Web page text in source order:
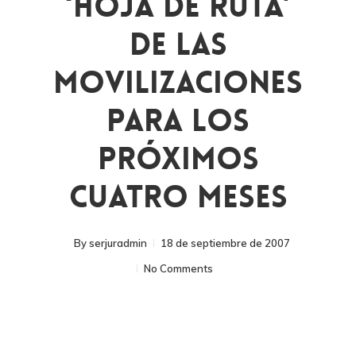
De Las
Movilizaciones
Para Los
Próximos
Cuatro Meses
Byserjuradmin
18 de septiembre de 2007
No Comments